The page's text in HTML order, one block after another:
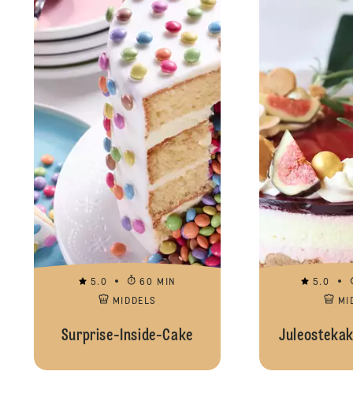
5.0
60 MIN
MIDDELS
Surprise-Inside-Cake
5.0